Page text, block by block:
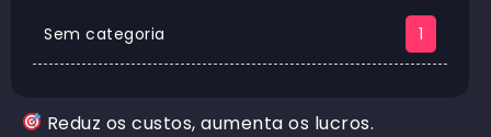
Sem categoria 1
Reduz os custos, aumenta os lucros.